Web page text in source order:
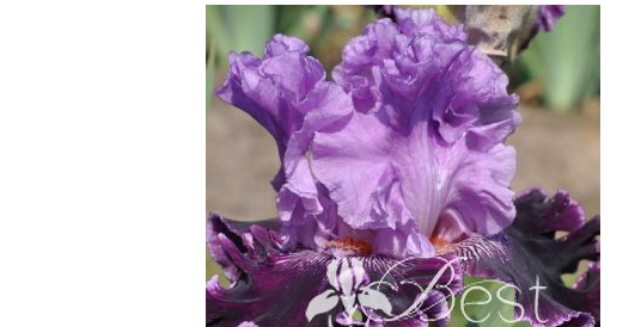
Royal
Mystique